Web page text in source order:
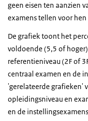
geen eisen ten aanzien
examens tellen voor
De grafiek toont het
voldoende (5,5 of
referentieniveau (2F of
centraal examen en de
'gerelateerde grafieken'
opleidingsniveau en
en de